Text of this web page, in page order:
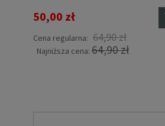
50,00 zł
Cena regularna: 64,90 zł
Najniższa cena: 64,90 zł